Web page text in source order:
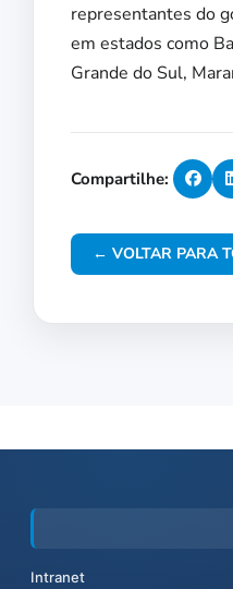
representantes do
em estados como
Grande do Sul,
Compartilhe:
← VOLTAR PARA
Intranet